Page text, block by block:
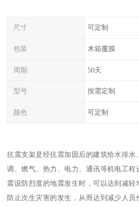
尺寸 可定制
包装 木箱覆膜
周期 50天
型号 按需定制
颜色 可定制
抗震支架是经抗震加固后的建筑给水排水
调、燃气、热力、电力、通讯等机电工程
震设防烈度的地震发生时，可以达到减
防止次生灾害的发生，从而达到减少人员